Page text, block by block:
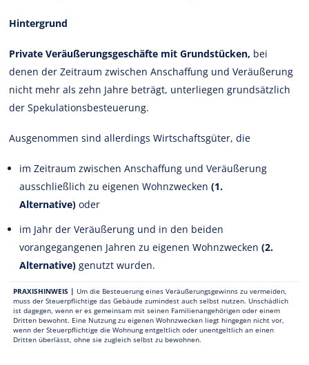
Hintergrund
Private Veräußerungsgeschäfte mit Grundstücken, bei
denen der Zeitraum zwischen Anschaffung und Veräußerung
nicht mehr als zehn Jahre beträgt, unterliegen grundsätzlich
der Spekulationsbesteuerung.
Ausgenommen sind allerdings Wirtschaftsgüter, die
im Zeitraum zwischen Anschaffung und Veräußerung
ausschließlich zu eigenen Wohnzwecken(1.
Alternative) oder
im Jahr der Veräußerung und in den beiden
vorangegangenen Jahren zu eigenen Wohnzwecken(2.
Alternative) genutzt wurden.
PRAXISHINWEIS | Um die Besteuerung eines Veräußerungsgewinns zu vermeiden,
muss der Steuerpflichtige das Gebäude zumindest auch selbst nutzen. Unschädlich
ist dagegen, wenn er es gemeinsam mit seinen Familienangehörigen oder einem
Dritten bewohnt. Eine Nutzung zu eigenen Wohnzwecken liegt hingegen nicht vor,
wenn der Steuerpflichtige die Wohnung entgeltlich oder unentgeltlich an einen
Dritten überlässt, ohne sie zugleich selbst zu bewohnen.